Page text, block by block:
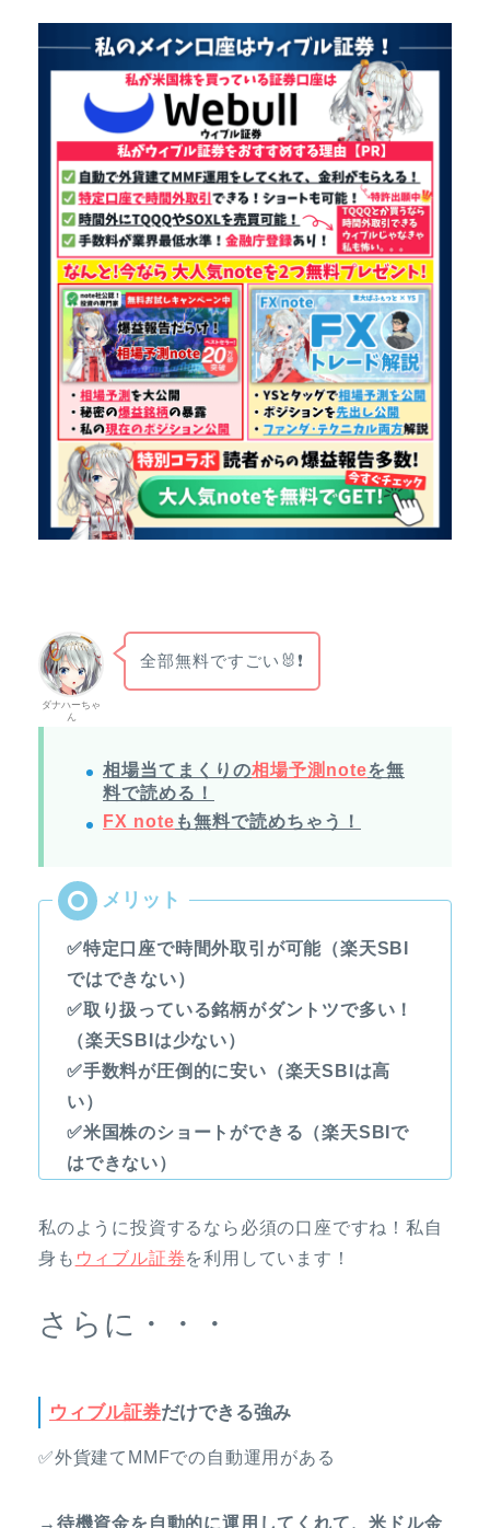
ダナハーちゃ
ん
全部無料ですごい🐰❗
相場当てまくりの相場予測noteを無
料で読める！
FX note も無料で読めちゃう！
✅特定口座で時間外取引が可能（楽天SBI
ではできない）
✅取り扱っている銘柄がダントツで多い！
（楽天SBIは少ない）
✅手数料が圧倒的に安い（楽天SBIは高
い）
✅米国株のショートができる（楽天SBIで
はできない）
私のように投資するなら必須の口座ですね！私自
身も ウィブル証券を利用しています！
さらに・・・
ウィブル証券だけできる強み
✅外貨建てMMFでの自動運用がある
→待機資金を自動的に運用してくれて、米ドル金